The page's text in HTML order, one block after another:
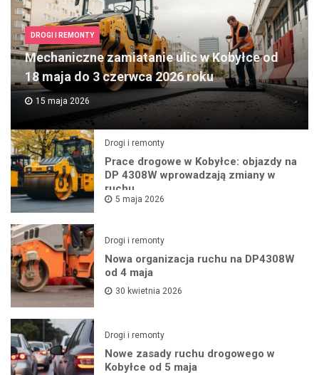
DROGI I REMONTY
Mechaniczne zamiatanie ulic w Kobyłce od
18 maja do 3 czerwca 2026 roku
15 maja 2026
Drogi i remonty
Prace drogowe w Kobyłce: objazdy na
DP 4308W wprowadzają zmiany w
ruchu
5 maja 2026
Drogi i remonty
Nowa organizacja ruchu na DP4308W
od 4 maja
30 kwietnia 2026
Drogi i remonty
Nowe zasady ruchu drogowego w
Kobyłce od 5 maja